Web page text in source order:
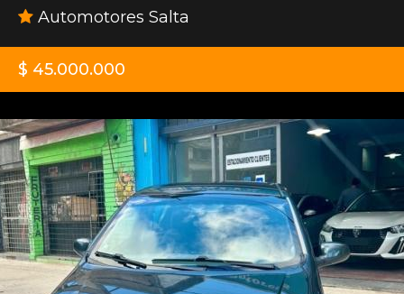
Automotores Salta
$ 45.000.000